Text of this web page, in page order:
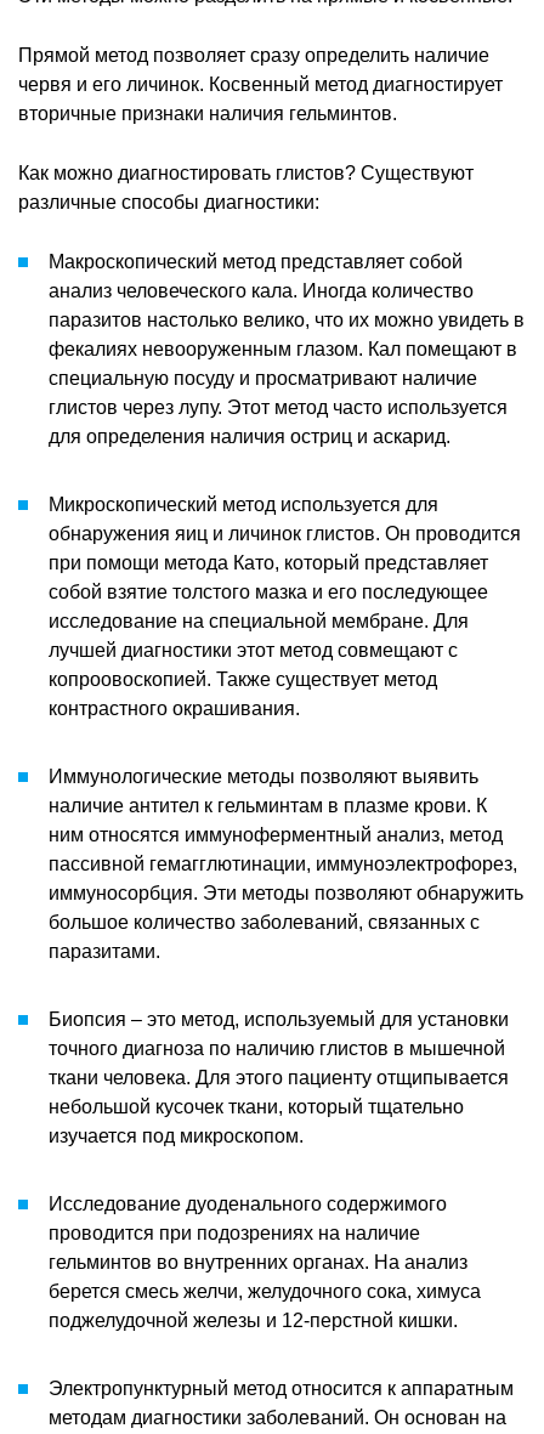
Прямой метод позволяет сразу определить наличие
червя и его личинок. Косвенный метод диагностирует
вторичные признаки наличия гельминтов.
Как можно диагностировать глистов? Существуют
различные способы диагностики:
Макроскопический метод представляет собой
анализ человеческого кала. Иногда количество
паразитов настолько велико, что их можно увидеть в
фекалиях невооруженным глазом. Кал помещают в
специальную посуду и просматривают наличие
глистов через лупу. Этот метод часто используется
для определения наличия остриц и аскарид.
Микроскопический метод используется для
обнаружения яиц и личинок глистов. Он проводится
при помощи метода Като, который представляет
собой взятие толстого мазка и его последующее
исследование на специальной мембране. Для
лучшей диагностики этот метод совмещают с
копроовоскопией. Также существует метод
контрастного окрашивания.
Иммунологические методы позволяют выявить
наличие антител к гельминтам в плазме крови. К
ним относятся иммуноферментный анализ, метод
пассивной гемагглютинации, иммуноэлектрофорез,
иммуносорбция. Эти методы позволяют обнаружить
большое количество заболеваний, связанных с
паразитами.
Биопсия – это метод, используемый для установки
точного диагноза по наличию глистов в мышечной
ткани человека. Для этого пациенту отщипывается
небольшой кусочек ткани, который тщательно
изучается под микроскопом.
Исследование дуоденального содержимого
проводится при подозрениях на наличие
гельминтов во внутренних органах. На анализ
берется смесь желчи, желудочного сока, химуса
поджелудочной железы и 12-перстной кишки.
Электропунктурный метод относится к аппаратным
методам диагностики заболеваний. Он основан на